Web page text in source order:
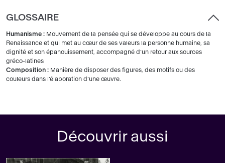
GLOSSAIRE
Humanisme : Mouvement de la pensée qui se développe au cours de la
Renaissance et qui met au cœur de ses valeurs la personne humaine, sa
dignité et son épanouissement, accompagné d’un retour aux sources
gréco-latines
Composition : Manière de disposer des figures, des motifs ou des
couleurs dans l’élaboration d’une œuvre.
Découvrir aussi